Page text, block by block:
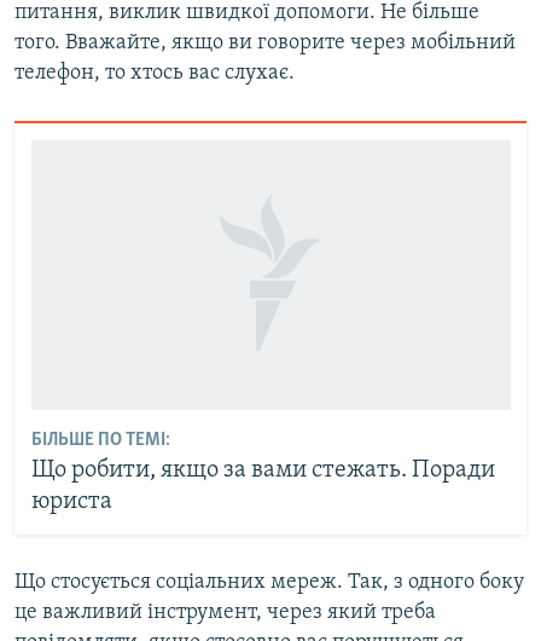
питання, виклик швидкої допомоги. Не більше
того. Вважайте, якщо ви говорите через мобільний
телефон, то хтось вас слухає.
БІЛЬШЕ ПО ТЕМІ:
Що робити, якщо за вами стежать. Поради
юриста
Що стосується соціальних мереж. Так, з одного боку
це важливий інструмент, через який треба